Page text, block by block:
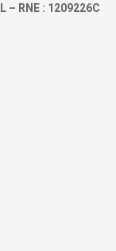
RNE : 1209226C